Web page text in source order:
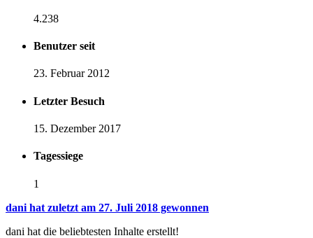
4.238
Benutzer seit
23. Februar 2012
Letzter Besuch
15. Dezember 2017
Tagessiege
1
dani hat zuletzt am 27. Juli 2018 gewonnen
dani hat die beliebtesten Inhalte erstellt!